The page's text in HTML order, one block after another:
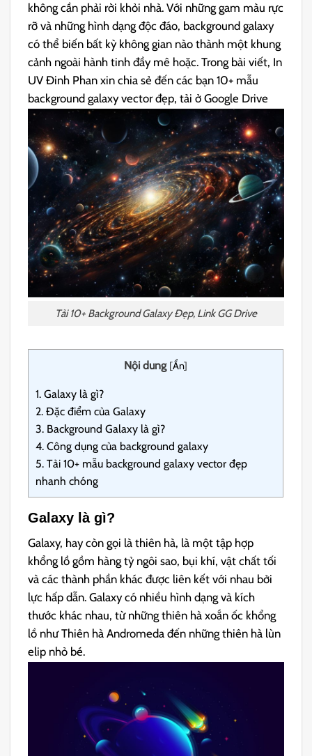
không cần phải rời khỏi nhà. Với những gam màu rực
rỡ và những hình dạng độc đáo, background galaxy
có thể biến bất kỳ không gian nào thành một khung
cảnh ngoài hành tinh đầy mê hoặc. Trong bài viết, In
UV Đinh Phan xin chia sẻ đến các bạn 10+ mẫu
background galaxy vector đẹp, tải ở Google Drive
Tải 10+ Background Galaxy Đẹp, Link GG Drive
Nội dung [Ẩn]
1. Galaxy là gì?
2. Đặc điểm của Galaxy
3. Background Galaxy là gì?
4. Công dụng của background galaxy
5. Tải 10+ mẫu background galaxy vector đẹp
nhanh chóng
Galaxy là gì?
Galaxy, hay còn gọi là thiên hà, là một tập hợp
khổng lồ gồm hàng tỷ ngôi sao, bụi khí, vật chất tối
và các thành phần khác được liên kết với nhau bởi
lực hấp dẫn. Galaxy có nhiều hình dạng và kích
thước khác nhau, từ những thiên hà xoắn ốc khổng
lồ như Thiên hà Andromeda đến những thiên hà lùn
elip nhỏ bé.